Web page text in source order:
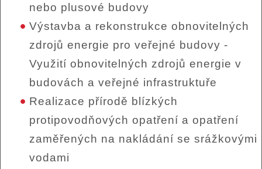
nebo plusové budovy
Výstavba a rekonstrukce obnovitelných
zdrojů energie pro veřejné budovy -
Využití obnovitelných zdrojů energie v
budovách a veřejné infrastruktuře
Realizace přírodě blízkých
protipovodňových opatření a opatření
zaměřených na nakládání se srážkovými
vodami